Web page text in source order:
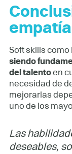
Soft skills como
siendo
del talentoen
necesidad de
mejorarlas
uno de los
Las
deseables,